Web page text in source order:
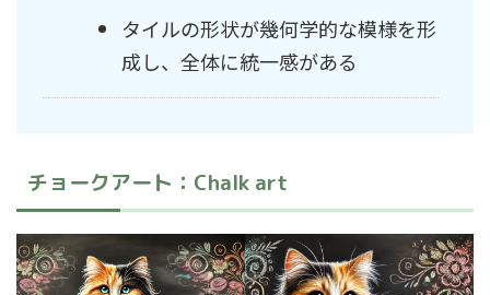
タイルの形状が幾何学的な模様を形
成し、全体に統一感がある
チョークアート：Chalk art